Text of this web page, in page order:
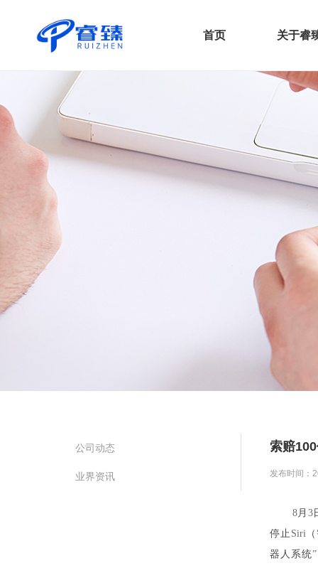
首页 关于睿
公司动态
业界资讯
索赔
发布时间：
8月 3
停止 Siri
器人系统”